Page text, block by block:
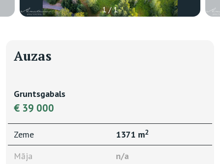
1 / 1
Auzas
Gruntsgabals
€ 39 000
Zeme 1371 m2
Māja n/a